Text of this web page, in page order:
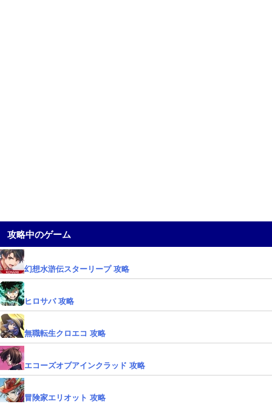
攻略中のゲーム
幻想水滸伝スターリープ 攻略
ヒロサバ 攻略
無職転生クロエコ 攻略
エコーズオブアインクラッド 攻略
冒険家エリオット 攻略